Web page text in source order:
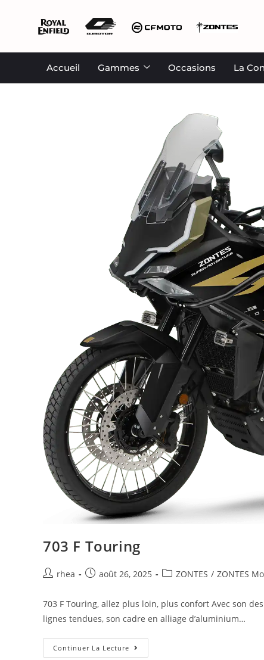
Accueil Gammes Occasions La
703 F Touring
rhea août 26, 2025 ZONTES / ZONTES
703 F Touring, allez plus loin, plus confort Avec son
lignes tendues, son cadre en alliage d’aluminium…
Continuer La Lecture